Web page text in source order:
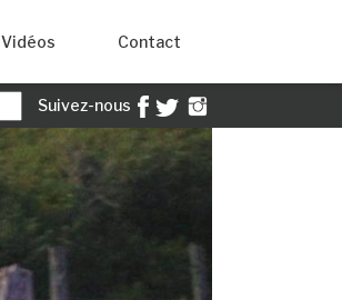
Vidéos Contact
Suivez-nous